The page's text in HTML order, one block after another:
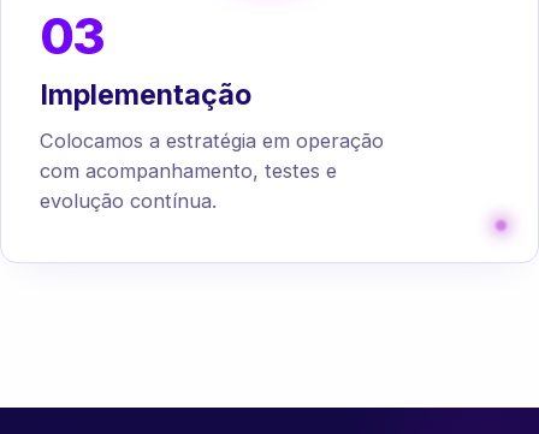
03
Implementação
Colocamos a estratégia em operação
com acompanhamento, testes e
evolução contínua.